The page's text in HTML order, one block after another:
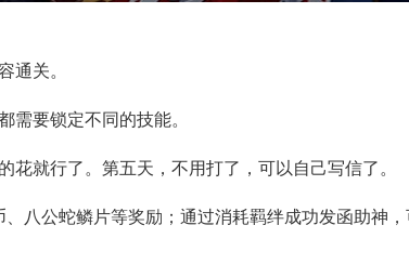
通关。
需要锁定不同的技能。
花就行了。第五天，不用打了，可以自己写信了。
八公蛇鳞片等奖励；通过消耗羁绊成功发函助神